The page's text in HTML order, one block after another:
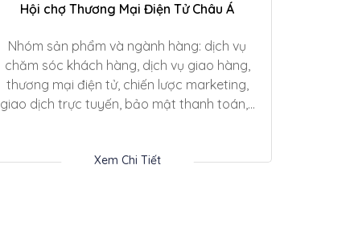
Hội chợ Thương Mại Điện Tử Châu Á
Nhóm sản phẩm và ngành hàng: dịch vụ
chăm sóc khách hàng, dịch vụ giao hàng,
thương mại điện tử, chiến lược marketing,
giao dịch trực tuyến, bảo mật thanh toán,...
Xem Chi Tiết